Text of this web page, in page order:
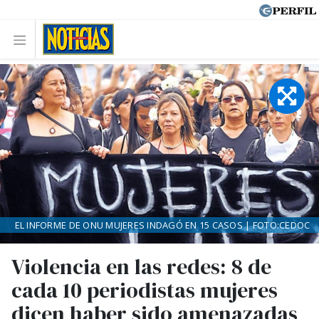
Violencia en las redes: 8 de
cada 10 periodistas mujeres
EL INFORME DE ONU MUJERES INDAGÓ EN 15 CASOS | FOTO:CEDOC